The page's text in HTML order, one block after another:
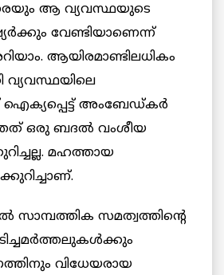
ആ വ്യവസ്ഥയുടെ
വേണ്ടിയാണെന്ന്
ആയിരമാണ്ടിലധികം
വ്യവസ്ഥയിലെ
അംബേഡ്കര്‍
ഒരു ബദല്‍ വംശീയ
മഹത്തായ
സാമ്പത്തിക സമത്വത്തിന്‍റെ
വിധേയരായ